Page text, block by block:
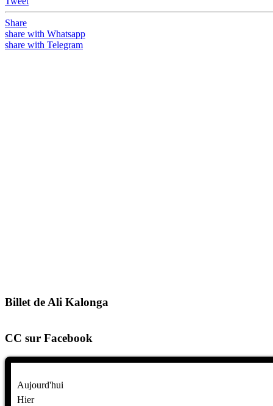
Share
share with Whatsapp
share with Telegram
Billet de Ali Kalonga
CC sur Facebook
Aujourd'hui
Hier